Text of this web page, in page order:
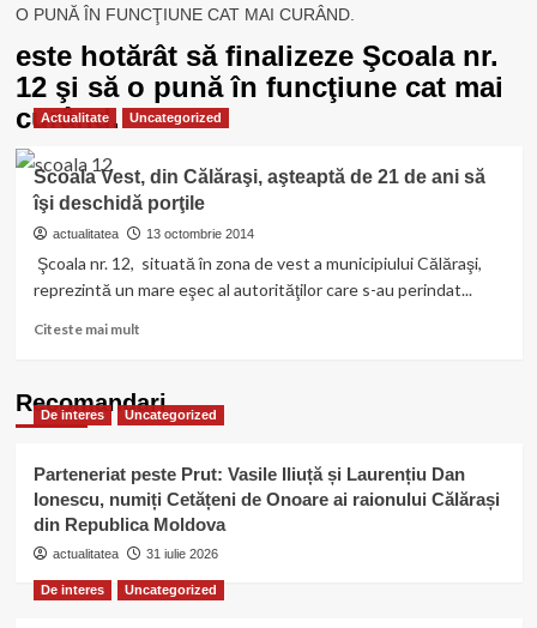
O PUNĂ ÎN FUNCŢIUNE CAT MAI CURÂND.
este hotărât să finalizeze Şcoala nr.
12 şi să o pună în funcţiune cat mai
curând.
Actualitate Uncategorized
Scoala Vest, din Călăraşi, aşteaptă de 21 de ani să
îşi deschidă porţile
actualitatea 13 octombrie 2014
Şcoala nr. 12, situată în zona de vest a municipiului Călăraşi,
reprezintă un mare eşec al autorităţilor care s-au perindat...
Citeste mai multRead
Scoala
Vest,
aşteaptă
de
21
de
ani
să
Recomandari
De interes Uncategorized
Parteneriat peste Prut: Vasile Iliuță și Laurențiu Dan
Ionescu, numiți Cetățeni de Onoare ai raionului Călărași
din Republica Moldova
actualitatea 31 iulie 2026
De interes Uncategorized